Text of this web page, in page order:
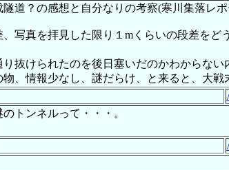
道？の感想と自分なりの考察(寒川集落レポ
写真を拝見した限り１mくらいの段差を
抜けられたのを後日塞いだのかわからない
、情報少なし、謎だらけ、と来ると、大
トンネルって・・・。